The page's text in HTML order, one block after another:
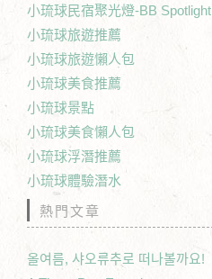
小琉球民宿聚光燈-BB Spotlight
小琉球旅遊推薦
小琉球旅遊懶人包
小琉球美食推薦
小琉球景點
小琉球美食懶人包
小琉球浮潛推薦
小琉球體驗潛水
熱門文章
올여름, 샤오류추로 떠나볼까요!